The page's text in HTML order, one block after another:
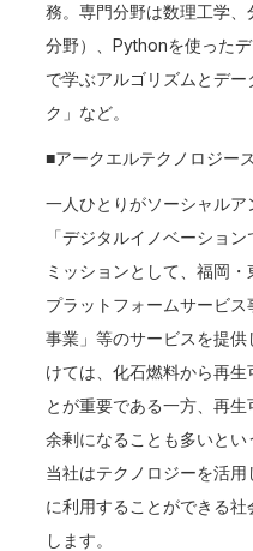
務。専門分野は数理工学
分野）、Pythonを使った
で学ぶアルゴリズムとデ
ク」など。
■アークエルテクノロジー
一人ひとりがソーシャルア
「デジタルイノベーショ
ミッションとして、福岡
プラットフォームサービ
事業」等のサービスを提
けては、化石燃料から再
とが重要である一方、再
余剰になることも多いとい
当社はテクノロジーを活
に利用することができる
します。